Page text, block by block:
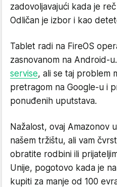
zadovoljavajući kada je
Odličan je izbor i kao
Tablet radi na FireOS
zasnovanom na Android-
servise, ali se taj problem
pretragom na Google-u i
ponuđenih uputstava.
Nažalost, ovaj Amazonov
našem tržištu, ali vam
obratite rodbini ili
Unije, pogotovo kada je
kupiti za manje od 100